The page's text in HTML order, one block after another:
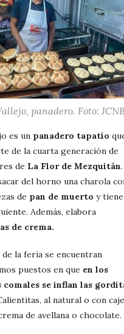
panadero. Foto:
es un panadero tapatío
de la cuarta generación de
de La Flor de Mezquitán.
del horno una charola
de pan de muerto y tiene
Además, elabora
de crema.
la feria se encuentran
puestos en que en los
comales se inflan las
al natural o con
de avellana o chocolate.